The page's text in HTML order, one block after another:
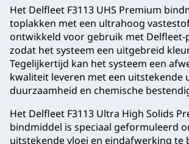
Het Delfleet F3113 UHS Premium
toplakken met een ultrahoog
ontwikkeld voor gebruik met Delfleet-
zodat het systeem een uitgebreid
Tegelijkertijd kan het systeem een
kwaliteit leveren met een uitstekende
duurzaamheid en chemische
Het Delfleet F3113 Ultra High Solids
bindmiddel is speciaal geformuleerd
uitstekende vloei en eindafwerking te